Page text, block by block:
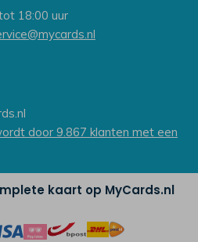
18:00 uur
door 9.867 klanten met een
kaart op MyCards.nl